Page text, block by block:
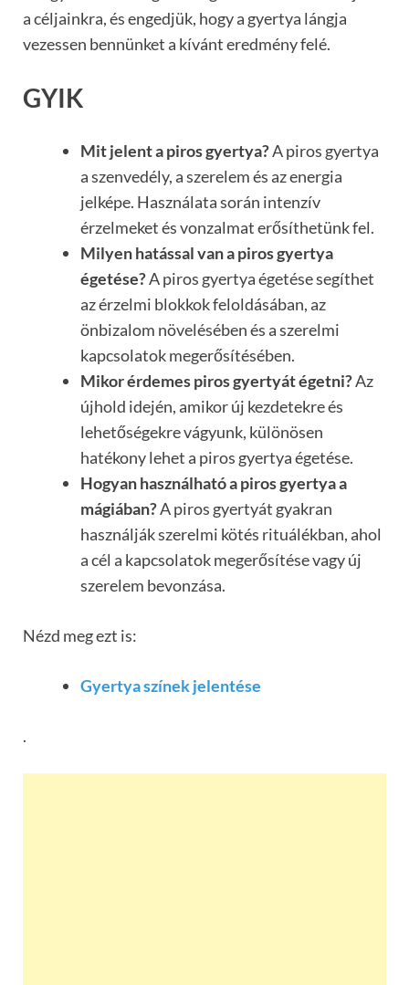
a céljainkra, és engedjük, hogy a gyertya lángja
vezessen bennünket a kívánt eredmény felé.
GYIK
Mit jelent a piros gyertya?A piros gyertya
a szenvedély, a szerelem és az energia
jelképe. Használata során intenzív
érzelmeket és vonzalmat erősíthetünk fel.
Milyen hatással van a piros gyertya
égetése?A piros gyertya égetése segíthet
az érzelmi blokkok feloldásában, az
önbizalom növelésében és a szerelmi
kapcsolatok megerősítésében.
Mikor érdemes piros gyertyát égetni?Az
újhold idején, amikor új kezdetekre és
lehetőségekre vágyunk, különösen
hatékony lehet a piros gyertya égetése.
Hogyan használható a piros gyertya a
mágiában?A piros gyertyát gyakran
használják szerelmi kötés rituálékban, ahol
a cél a kapcsolatok megerősítése vagy új
szerelem bevonzása.
Nézd meg ezt is:
Gyertya színek jelentése
.